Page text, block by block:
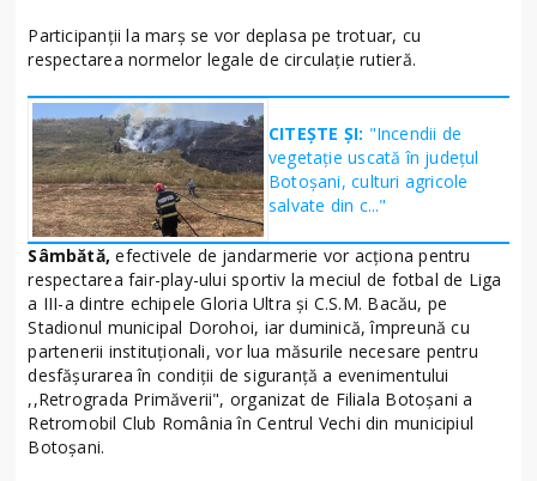
Participanții la marș se vor deplasa pe trotuar, cu
respectarea normelor legale de circulație rutieră.
CITEȘTE ȘI: "Incendii de
vegetație uscată în județul
Botoșani, culturi agricole
salvate din c..."
Sâmbătă, efectivele de jandarmerie vor acționa pentru
respectarea fair-play-ului sportiv la meciul de fotbal de Liga
a III-a dintre echipele Gloria Ultra și C.S.M. Bacău, pe
Stadionul municipal Dorohoi, iar duminică, împreună cu
partenerii instituționali, vor lua măsurile necesare pentru
desfășurarea în condiții de siguranță a evenimentului
,,Retrograda Primăverii", organizat de Filiala Botoșani a
Retromobil Club România în Centrul Vechi din municipiul
Botoșani.